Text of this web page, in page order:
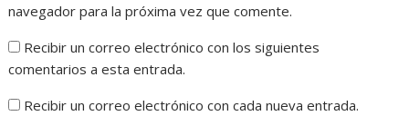
navegador para la próxima vez que comente.
Recibir un correo electrónico con los siguientes
comentarios a esta entrada.
Recibir un correo electrónico con cada nueva entrada.